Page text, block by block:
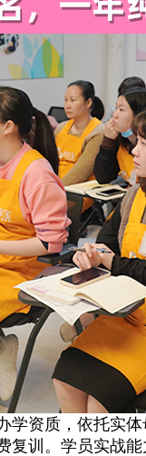
资质，依托实体
训。学员实战能